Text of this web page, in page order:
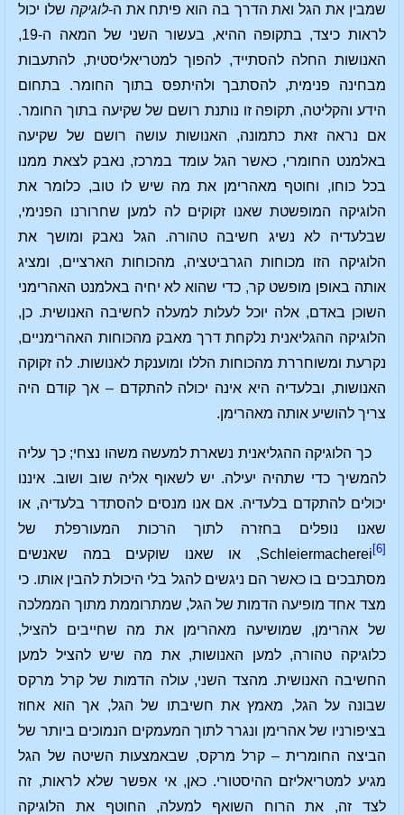
שמבין את הגל ואת הדרך בה הוא פיתח את ה-לוגיקה שלו יכול
לראות כיצד, בתקופה ההיא, בעשור השני של המאה ה-19,
האנושות החלה להסתייד, להפוך למטריאליסטית, להתעבות
מבחינה פנימית, להסתבך ולהיתפס בתוך החומר. בתחום
הידע והקליטה, תקופה זו נותנת רושם של שקיעה בתוך החומר.
אם נראה זאת כתמונה, האנושות עושה רושם של שקיעה
באלמנט החומרי, כאשר הגל עומד במרכז, נאבק לצאת ממנו
בכל כוחו, וחוטף מאהרימן את מה שיש לו טוב, כלומר את
הלוגיקה המופשטת שאנו זקוקים לה למען שחרורנו הפנימי,
שבלעדיה לא נשיג חשיבה טהורה. הגל נאבק ומושך את
הלוגיקה הזו מכוחות הגרביטציה, מהכוחות הארציים, ומציג
אותה באופן מופשט קר, כדי שהוא לא יחיה באלמנט האהרימני
השוכן באדם, אלה יוכל לעלות למעלה לחשיבה האנושית. כן,
הלוגיקה ההגליאנית נלקחת דרך מאבק מהכוחות האהרימניים,
נקרעת ומשוחררת מהכוחות הללו ומוענקת לאנושות. לה זקוקה
האנושות, ובלעדיה היא אינה יכולה להתקדם – אך קודם היה
צריך להושיע אותה מאהרימן.
כך הלוגיקה ההגליאנית נשארת למעשה משהו נצחי; כך עליה
להמשיך כדי שתהיה יעילה. יש לשאוף אליה שוב ושוב. איננו
יכולים להתקדם בלעדיה. אם אנו מנסים להסתדר בלעדיה, או
שאנו נופלים בחזרה לתוך הרכות המעורפלת של
Schleiermacherei [6]
, או שאנו שוקעים במה שאנשים
מסתבכים בו כאשר הם ניגשים להגל בלי היכולת להבין אותו. כי
מצד אחד מופיעה הדמות של הגל, שמתרוממת מתוך הממלכה
של אהרימן, שמושיעה מאהרימן את מה שחייבים להציל,
כלוגיקה טהורה, למען האנושות, את מה שיש להציל למען
החשיבה האנושית. מהצד השני, עולה הדמות של קרל מרקס
שבונה על הגל, מאמץ את חשיבתו של הגל, אך הוא אחוז
בציפורניו של אהרימן ונגרר לתוך המעמקים הנמוכים ביותר של
הביצה החומרית – קרל מרקס, שבאמצעות השיטה של הגל
מגיע למטריאליזם ההיסטורי. כאן, אי אפשר שלא לראות, זה
לצד זה, את הרוח השואף למעלה, החוטף את הלוגיקה